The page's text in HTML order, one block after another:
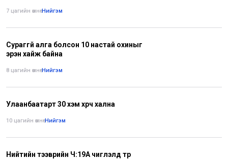
7 цагийн өмнө•Нийгэм
Сураггүй алга болсон 10 настай охиныг
эрэн хайж байна
8 цагийн өмнө•Нийгэм
Улаанбаатарт 30 хэм хүрч хална
10 цагийн өмнө•Нийгэм
Нийтийн тээврийн Ч:19А чиглэлд түр